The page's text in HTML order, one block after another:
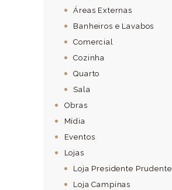
Áreas Externas
Banheiros e Lavabos
Comercial
Cozinha
Quarto
Sala
Obras
Mídia
Eventos
Lojas
Loja Presidente Prudente
Loja Campinas